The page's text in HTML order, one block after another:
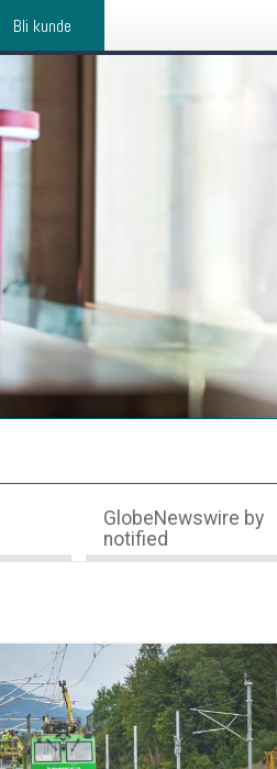
Bli kunde
GlobeNewswire by
notified